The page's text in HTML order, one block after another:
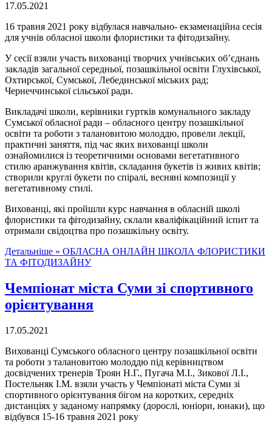
17.05.2021
16 травня 2021 року відбулася навчально- екзаменаційна сесія
для учнів обласної школи флористики та фітодизайну.
У сесії взяли участь вихованці творчих учнівських об’єднань
закладів загальної середньої, позашкільної освіти Глухівської,
Охтирської, Сумської, Лебединської міських рад;
Чернеччинської сільської ради.
Викладачі школи, керівники гуртків комунального закладу
Сумської обласної ради – обласного центру позашкільної
освіти та роботи з талановитою молоддю, провели лекції,
практичні заняття, під час яких вихованці школи
ознайомилися із теоретичними основами вегетативного
стилю аранжування квітів, складання букетів із живих квітів;
створили круглі букети по спіралі, весняні композиції у
вегетативному стилі.
Вихованці, які пройшли курс навчання в обласній школі
флористики та фітодизайну, склали кваліфікаційний іспит та
отримали свідоцтва про позашкільну освіту.
Детальніше » ОБЛАСНА ОНЛАЙН ШКОЛА ФЛОРИСТИКИ
ТА ФІТОДИЗАЙНУ
Чемпіонат міста Суми зі спортивного
орієнтування
17.05.2021
Вихованці Сумського обласного центру позашкільної освіти
та роботи з талановитою молоддю під керівництвом
досвідчених тренерів Троян Н.Г., Пугача М.І., Зикової Л.І.,
Постельняк І.М. взяли участь у Чемпіонаті міста Суми зі
спортивного орієнтування бігом на коротких, середніх
дистанціях у заданому напрямку (дорослі, юніори, юнаки), що
відбувся 15-16 травня 2021 року